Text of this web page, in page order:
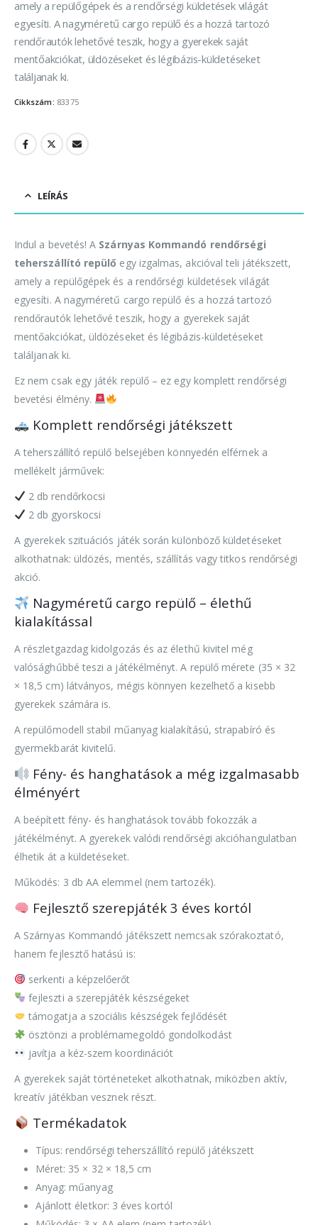
amely a repülőgépek és a rendőrségi küldetések világát
egyesíti. A nagyméretű cargo repülő és a hozzá tartozó
rendőrautók lehetővé teszik, hogy a gyerekek saját
mentőakciókat, üldözéseket és légibázis-küldetéseket
találjanak ki.
Cikkszám: 83375
LEÍRÁS
Indul a bevetés! A Szárnyas Kommandó rendőrségi
teherszállító repülő egy izgalmas, akcióval teli játékszett,
amely a repülőgépek és a rendőrségi küldetések világát
egyesíti. A nagyméretű cargo repülő és a hozzá tartozó
rendőrautók lehetővé teszik, hogy a gyerekek saját
mentőakciókat, üldözéseket és légibázis-küldetéseket
találjanak ki.
Ez nem csak egy játék repülő – ez egy komplett rendőrségi
bevetési élmény.
Komplett rendőrségi játékszett
A teherszállító repülő belsejében könnyedén elférnek a
mellékelt járművek:
2 db rendőrkocsi
2 db gyorskocsi
A gyerekek szituációs játék során különböző küldetéseket
alkothatnak: üldözés, mentés, szállítás vagy titkos rendőrségi
akció.
Nagyméretű cargo repülő – élethű
kialakítással
A részletgazdag kidolgozás és az élethű kivitel még
valósághűbbé teszi a játékélményt. A repülő mérete (35 × 32
× 18,5 cm) látványos, mégis könnyen kezelhető a kisebb
gyerekek számára is.
A repülőmodell stabil műanyag kialakítású, strapabíró és
gyermekbarát kivitelű.
Fény- és hanghatások a még izgalmasabb
élményért
A beépített fény- és hanghatások tovább fokozzák a
játékélményt. A gyerekek valódi rendőrségi akcióhangulatban
élhetik át a küldetéseket.
Működés: 3 db AA elemmel (nem tartozék).
Fejlesztő szerepjáték 3 éves kortól
A Szárnyas Kommandó játékszett nemcsak szórakoztató,
hanem fejlesztő hatású is:
serkenti a képzelőerőt
fejleszti a szerepjáték készségeket
támogatja a szociális készségek fejlődését
ösztönzi a problémamegoldó gondolkodást
javítja a kéz-szem koordinációt
A gyerekek saját történeteket alkothatnak, miközben aktív,
kreatív játékban vesznek részt.
Termékadatok
Típus: rendőrségi teherszállító repülő játékszett
Méret: 35 × 32 × 18,5 cm
Anyag: műanyag
Ajánlott életkor: 3 éves kortól